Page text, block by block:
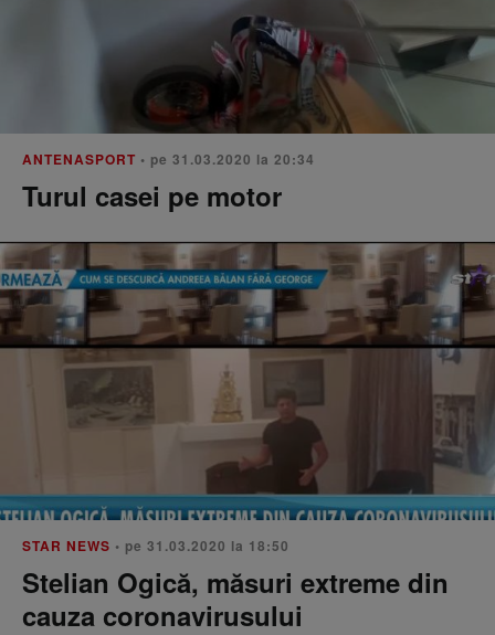
ANTENASPORT • pe 31.03.2020 la 20:34
Turul casei pe motor
STAR NEWS • pe 31.03.2020 la 18:50
Stelian Ogică, măsuri extreme din
cauza coronavirusului